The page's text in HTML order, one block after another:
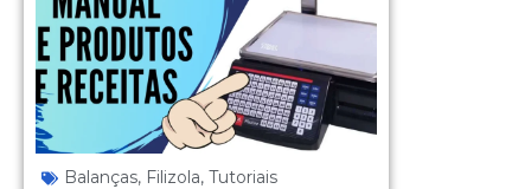
Balanças, Filizola, Tutoriais